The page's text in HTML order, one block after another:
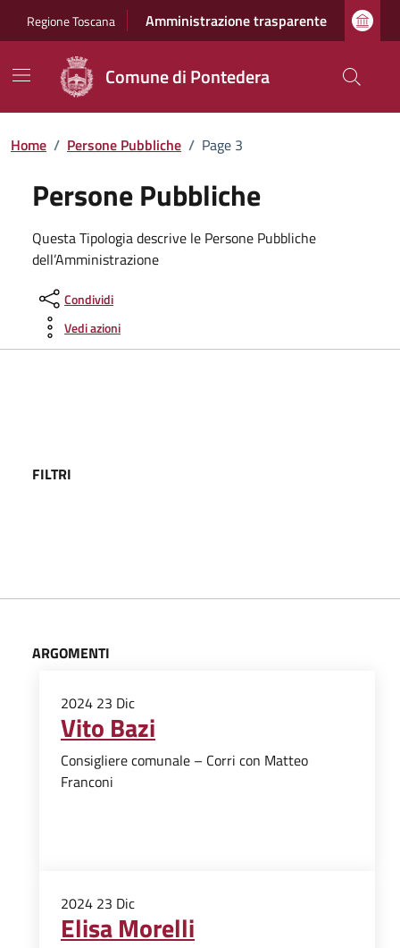
Regione Toscana Amministrazione trasparente
Comune di Pontedera
Home / Persone Pubbliche / Page 3
Persone Pubbliche
Questa Tipologia descrive le Persone Pubbliche
dell’Amministrazione
Condividi
Vedi azioni
FILTRI
ARGOMENTI
2024 23 Dic
Vito Bazi
Consigliere comunale – Corri con Matteo
Franconi
2024 23 Dic
Elisa Morelli